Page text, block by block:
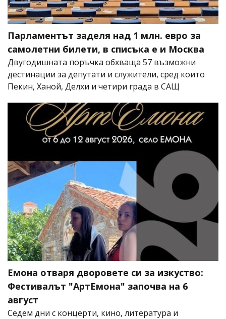
Парламентът заделя над 1 млн. евро за
самолетни билети, в списъка е и Москва
Двугодишната поръчка обхваща 57 възможни
дестинации за депутати и служители, сред които
Пекин, Ханой, Делхи и четири града в САЩ
Емона отваря дворовете си за изкуство:
Фестивалът "АртЕмона" започва на 6
август
Седем дни с концерти, кино, литература и